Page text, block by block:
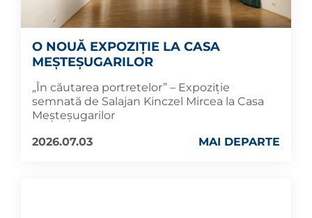
O NOUĂ EXPOZIȚIE LA CASA
MEȘTEȘUGARILOR
„În căutarea portretelor” – Expoziție
semnată de Salajan Kinczel Mircea la Casa
Meșteșugarilor
2026.07.03
MAI DEPARTE